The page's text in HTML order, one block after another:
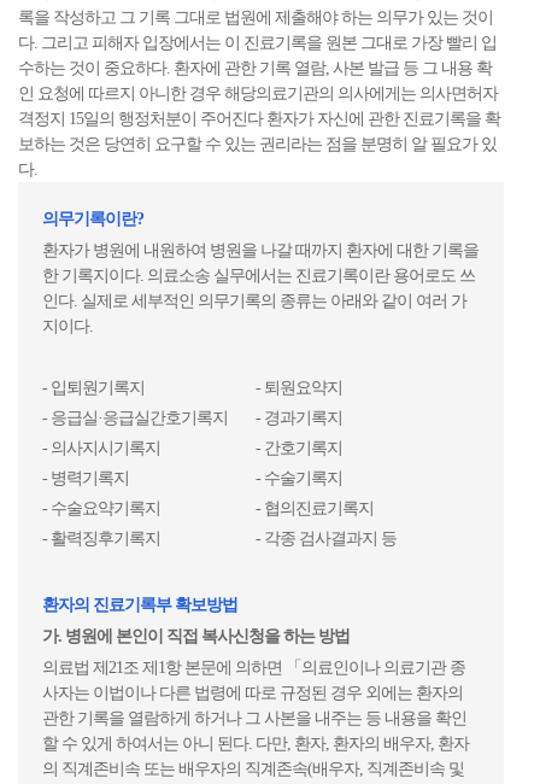
록을 작성하고 그 기록 그대로 법원에 제출해야 하는 의무가 있는 것이
다. 그리고 피해자 입장에서는 이 진료기록을 원본 그대로 가장 빨리 입
수하는 것이 중요하다. 환자에 관한 기록 열람, 사본 발급 등 그 내용 확
인 요청에 따르지 아니한 경우 해당의료기관의 의사에게는 의사면허자
격정지 15일의 행정처분이 주어진다 환자가 자신에 관한 진료기록을 확
보하는 것은 당연히 요구할 수 있는 권리라는 점을 분명히 알 필요가 있
다.
의무기록이란?
환자가 병원에 내원하여 병원을 나갈 때까지 환자에 대한 기록을
한 기록지이다. 의료소송 실무에서는 진료기록이란 용어로도 쓰
인다. 실제로 세부적인 의무기록의 종류는 아래와 같이 여러 가
지이다.
- 입퇴원기록지
- 퇴원요약지
- 응급실·응급실간호기록지
- 경과기록지
- 의사지시기록지
- 간호기록지
- 병력기록지
- 수술기록지
- 수술요약기록지
- 협의진료기록지
- 활력징후기록지
- 각종 검사결과지 등
환자의 진료기록부 확보방법
가. 병원에 본인이 직접 복사신청을 하는 방법
의료법 제21조 제1항 본문에 의하면 「의료인이나 의료기관 종
사자는 이법이나 다른 법령에 따로 규정된 경우 외에는 환자의
관한 기록을 열람하게 하거나 그 사본을 내주는 등 내용을 확인
할 수 있게 하여서는 아니 된다. 다만, 환자, 환자의 배우자, 환자
의 직계존비속 또는 배우자의 직계존속(배우자, 직계존비속 및